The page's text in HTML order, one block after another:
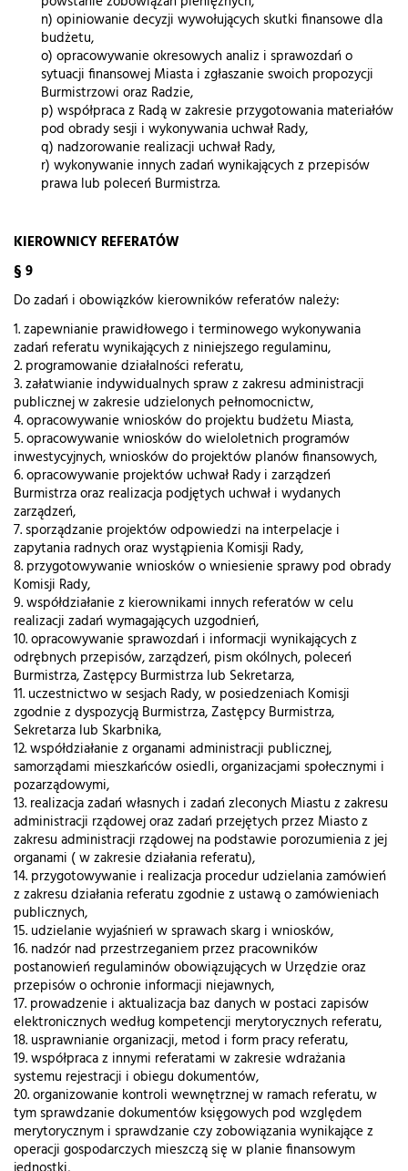
n) opiniowanie decyzji wywołujących skutki finansowe dla
budżetu,
o) opracowywanie okresowych analiz i sprawozdań o
sytuacji finansowej Miasta i zgłaszanie swoich propozycji
Burmistrzowi oraz Radzie,
p) współpraca z Radą w zakresie przygotowania materiałów
pod obrady sesji i wykonywania uchwał Rady,
q) nadzorowanie realizacji uchwał Rady,
r) wykonywanie innych zadań wynikających z przepisów
prawa lub poleceń Burmistrza.
KIEROWNICY REFERATÓW
§ 9
Do zadań i obowiązków kierowników referatów należy:
1. zapewnianie prawidłowego i terminowego wykonywania
zadań referatu wynikających z niniejszego regulaminu,
2. programowanie działalności referatu,
3. załatwianie indywidualnych spraw z zakresu administracji
publicznej w zakresie udzielonych pełnomocnictw,
4. opracowywanie wniosków do projektu budżetu Miasta,
5. opracowywanie wniosków do wieloletnich programów
inwestycyjnych, wniosków do projektów planów finansowych,
6. opracowywanie projektów uchwał Rady i zarządzeń
Burmistrza oraz realizacja podjętych uchwał i wydanych
zarządzeń,
7. sporządzanie projektów odpowiedzi na interpelacje i
zapytania radnych oraz wystąpienia Komisji Rady,
8. przygotowywanie wniosków o wniesienie sprawy pod obrady
Komisji Rady,
9. współdziałanie z kierownikami innych referatów w celu
realizacji zadań wymagających uzgodnień,
10. opracowywanie sprawozdań i informacji wynikających z
odrębnych przepisów, zarządzeń, pism okólnych, poleceń
Burmistrza, Zastępcy Burmistrza lub Sekretarza,
11. uczestnictwo w sesjach Rady, w posiedzeniach Komisji
zgodnie z dyspozycją Burmistrza, Zastępcy Burmistrza,
Sekretarza lub Skarbnika,
12. współdziałanie z organami administracji publicznej,
samorządami mieszkańców osiedli, organizacjami społecznymi i
pozarządowymi,
13. realizacja zadań własnych i zadań zleconych Miastu z zakresu
administracji rządowej oraz zadań przejętych przez Miasto z
zakresu administracji rządowej na podstawie porozumienia z jej
organami ( w zakresie działania referatu),
14. przygotowywanie i realizacja procedur udzielania zamówień
z zakresu działania referatu zgodnie z ustawą o zamówieniach
publicznych,
15. udzielanie wyjaśnień w sprawach skarg i wniosków,
16. nadzór nad przestrzeganiem przez pracowników
postanowień regulaminów obowiązujących w Urzędzie oraz
przepisów o ochronie informacji niejawnych,
17. prowadzenie i aktualizacja baz danych w postaci zapisów
elektronicznych według kompetencji merytorycznych referatu,
18. usprawnianie organizacji, metod i form pracy referatu,
19. współpraca z innymi referatami w zakresie wdrażania
systemu rejestracji i obiegu dokumentów,
20. organizowanie kontroli wewnętrznej w ramach referatu, w
tym sprawdzanie dokumentów księgowych pod względem
merytorycznym i sprawdzanie czy zobowiązania wynikające z
operacji gospodarczych mieszczą się w planie finansowym